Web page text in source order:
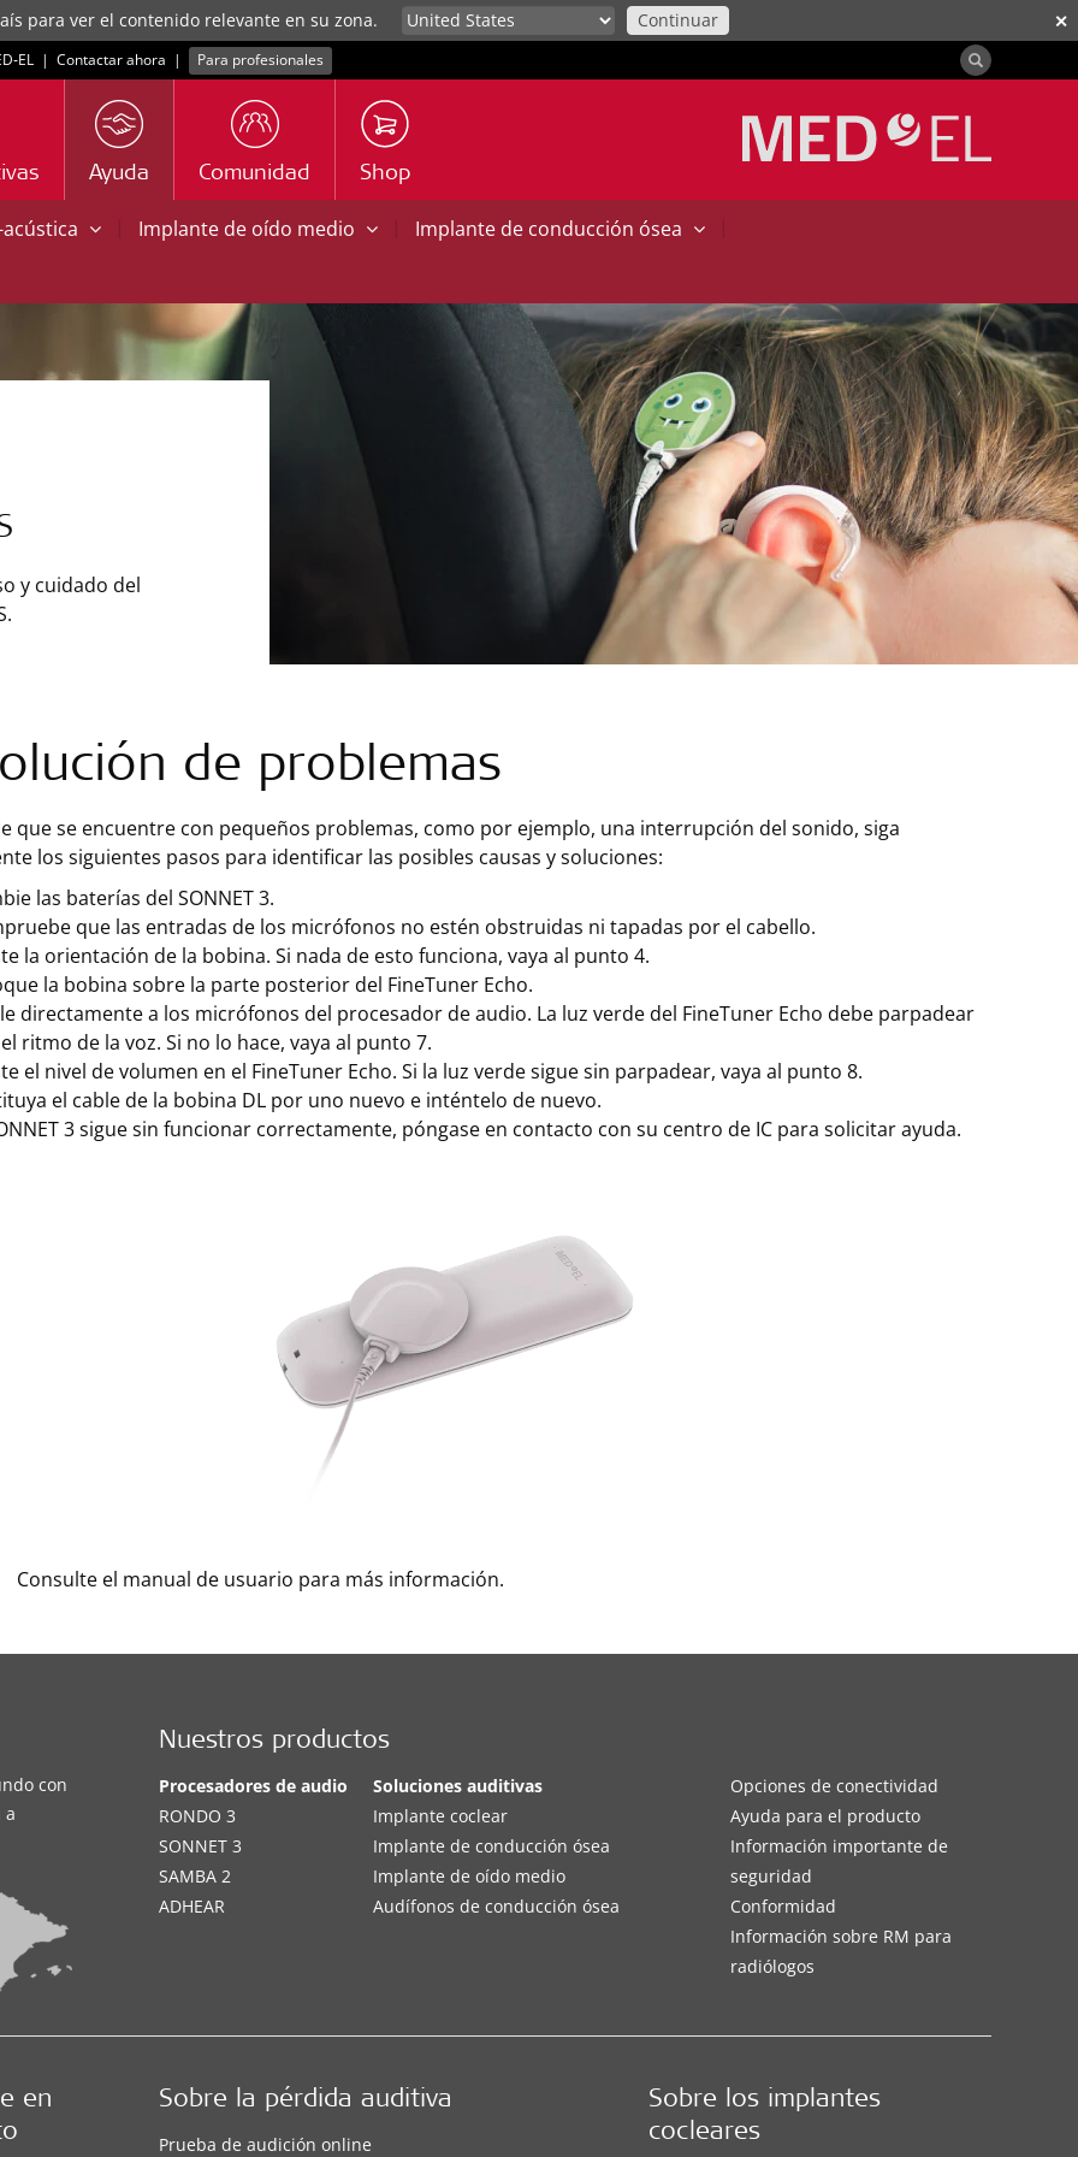
✕
para ver el contenido relevante en su zona. Continuar
| Contactar ahora | Para profesionales
Ayuda Comunidad Shop
| Implante de oído medio | Implante de conducción ósea
|
y cuidado del
de problemas
que se encuentre con pequeños problemas, como por ejemplo, una interrupción del sonido, siga
los siguientes pasos para identificar las posibles causas y soluciones:
las baterías del SONNET 3.
que las entradas de los micrófonos no estén obstruidas ni tapadas por el cabello.
la orientación de la bobina. Si nada de esto funciona, vaya al punto 4.
la bobina sobre la parte posterior del FineTuner Echo.
directamente a los micrófonos del procesador de audio. La luz verde del FineTuner Echo debe parpadear
ritmo de la voz. Si no lo hace, vaya al punto 7.
el nivel de volumen en el FineTuner Echo. Si la luz verde sigue sin parpadear, vaya al punto 8.
el cable de la bobina DL por uno nuevo e inténtelo de nuevo.
3 sigue sin funcionar correctamente, póngase en contacto con su centro de IC para solicitar ayuda.
Consulte el manual de usuario para más información.
con
a
Nuestros productos
Procesadores de audio
RONDO 3
SONNET 3
SAMBA 2
ADHEAR
Soluciones auditivas
Implante coclear
Implante de conducción ósea
Implante de oído medio
Audífonos de conducción ósea
Opciones de conectividad
Ayuda para el producto
Información importante de
seguridad
Conformidad
Información sobre RM para
radiólogos
Sobre la pérdida auditiva
Prueba de audición online
Sobre los implantes
cocleares
en